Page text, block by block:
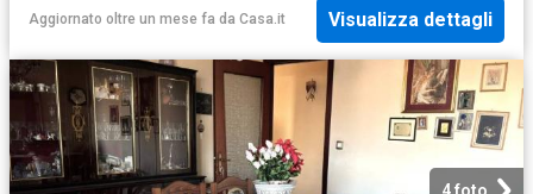
Aggiornato oltre un mese fa da Casa.it Visualizza dettagli